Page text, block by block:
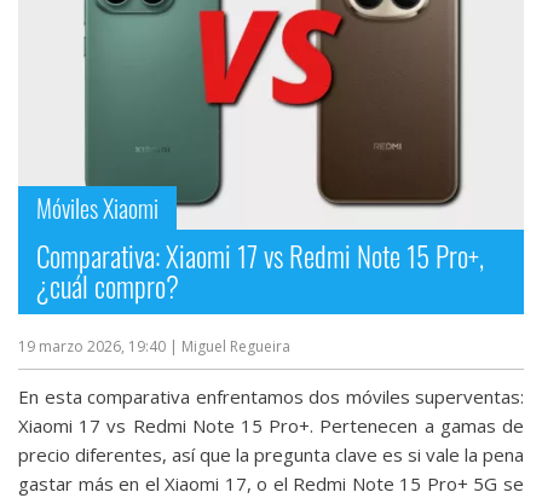
Móviles Xiaomi
Comparativa: Xiaomi 17 vs Redmi Note 15 Pro+,
¿cuál compro?
19 marzo 2026, 19:40 | Miguel Regueira
En esta comparativa enfrentamos dos móviles superventas:
Xiaomi 17 vs Redmi Note 15 Pro+. Pertenecen a gamas de
precio diferentes, así que la pregunta clave es si vale la pena
gastar más en el Xiaomi 17, o el Redmi Note 15 Pro+ 5G se